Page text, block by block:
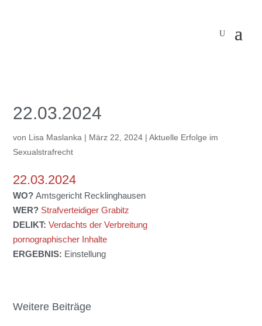
22.03.2024
von Lisa Maslanka | März 22, 2024 |Aktuelle Erfolge im
Sexualstrafrecht
22.03.2024
WO?Amtsgericht Recklinghausen
WER? Strafverteidiger Grabitz
DELIKT:Verdachts der Verbreitung
pornographischer Inhalte
ERGEBNIS: Einstellung
Weitere Beiträge